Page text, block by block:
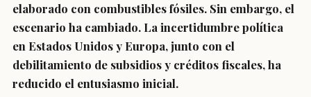
elaborado con combustibles fósiles. Sin embargo, el
escenario ha cambiado. La incertidumbre política
en Estados Unidos y Europa, junto con el
debilitamiento de subsidios y créditos fiscales, ha
reducido el entusiasmo inicial.